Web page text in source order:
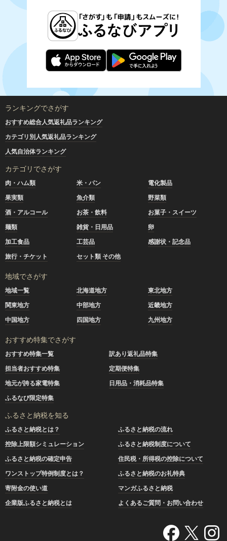
ランキングでさがす
おすすめ総合人気返礼品ランキング
カテゴリ別人気返礼品ランキング
人気自治体ランキング
カテゴリでさがす
肉・ハム類 米・パン
電化製品
果実類
魚介類
野菜類
酒・アルコール
お茶・飲料
お菓子・スイーツ
麺類
雑貨・日用品
卵
加工食品
工芸品
感謝状・記念品
旅行・チケット
セット類 その他
地域でさがす
地域一覧 北海道地方
東北地方
関東地方
中部地方
近畿地方
中国地方
四国地方 九州地方
おすすめ特集でさがす
おすすめ特集一覧
訳あり返礼品特集
担当者おすすめ特集
定期便特集
地元が誇る家電特集
日用品・消耗品特集
ふるなび限定特集
ふるさと納税を知る
ふるさと納税とは？
ふるさと納税の流れ
控除上限額シミュレーション
ふるさと納税制度について
ふるさと納税の確定申告
住民税・所得税の控除について
ワンストップ特例制度とは？
ふるさと納税のお礼特典
寄附金の使い道
マンガふるさと納税
企業版ふるさと納税とは
よくあるご質問・お問い合わせ